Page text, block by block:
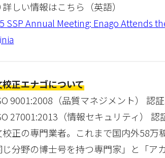
しい情報はこちら（英語）
SSP Annual Meeting: Enago Attends
正エナゴについて
9001:2008（品質マネジメント） 認
27001:2013（情報セキュリティ） 認
校正の専門業者。これまで国内外58万
じ分野の博士号を持つ専門家」と「ア